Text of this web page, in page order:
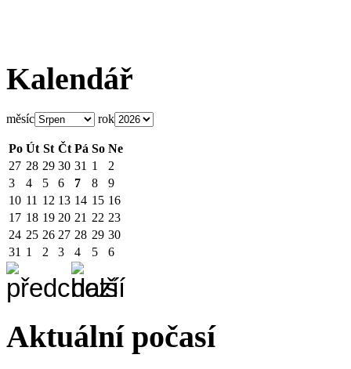
Kalendář
měsíc rok
Po Út St Čt Pá So Ne
27 28 29 30 31 1
2
3
4 5 6 7 8
9
10 11 12 13 14 15 16
17 18 19 20 21 22 23
24 25 26 27 28 29 30
31 1 2 3 4 5 6
Aktuální počasí